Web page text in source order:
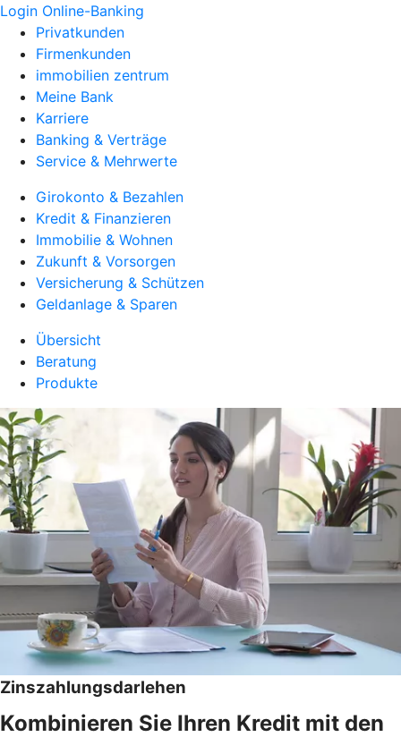
Login Online-Banking
Privatkunden
Firmenkunden
immobilien zentrum
Meine Bank
Karriere
Banking & Verträge
Service & Mehrwerte
Girokonto & Bezahlen
Kredit & Finanzieren
Immobilie & Wohnen
Zukunft & Vorsorgen
Versicherung & Schützen
Geldanlage & Sparen
Übersicht
Beratung
Produkte
Zinszahlungsdarlehen
Kombinieren Sie Ihren Kredit mit den